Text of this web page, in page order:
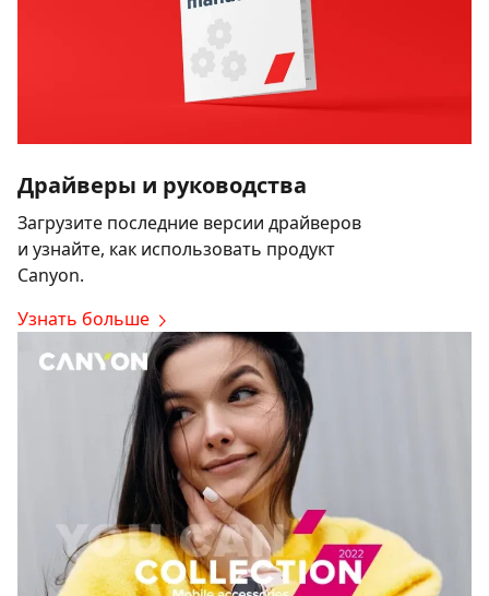
Драйверы и руководства
Загрузите последние версии драйверов
и узнайте, как использовать продукт
Canyon.
Узнать больше